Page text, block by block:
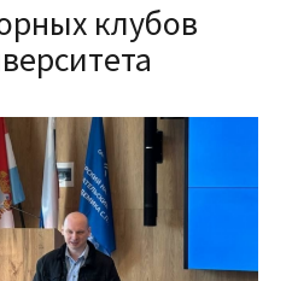
клубов